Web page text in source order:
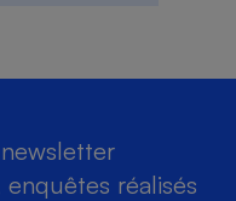
réalisés